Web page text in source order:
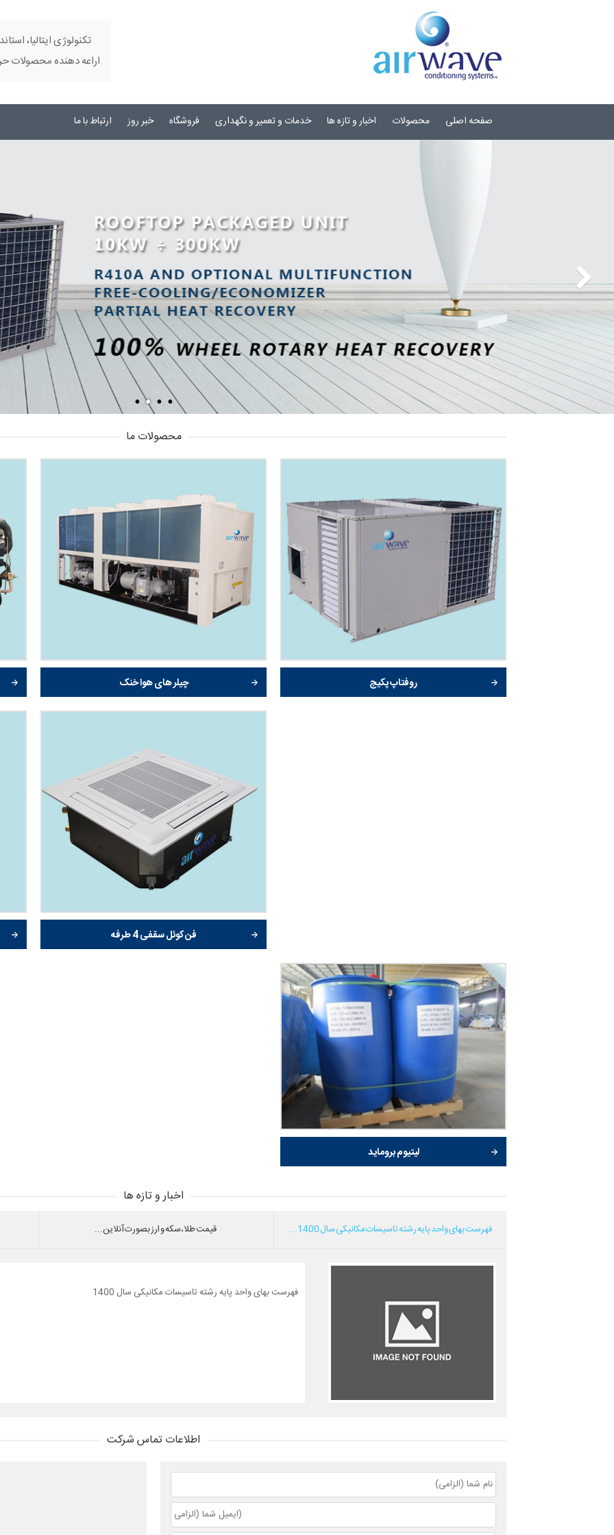
تکنولوژی ایتالیا،
اراعه دهنده محصولات
صفحه اصلی محصولات اخبار و تازه ها خدمات و تعمیر و نگهداری فروشگاه خبر روز ارتباط با ما
محصولات ما
روفتاپ پکیج چیلر های هوا خنک
فن کوئل سقفی 4 طرفه
لیتیوم بروماید
اخبار و تازه ها
فهرست بهای واحد پایه رشته تاسیسات مکانیکی سال 1400... قیمت طلا،سکه و ارز بصورت آنلاین...
فهرست بهای واحد پایه رشته تاسیسات مکانیکی سال 1400
اطلاعات تماس شرکت